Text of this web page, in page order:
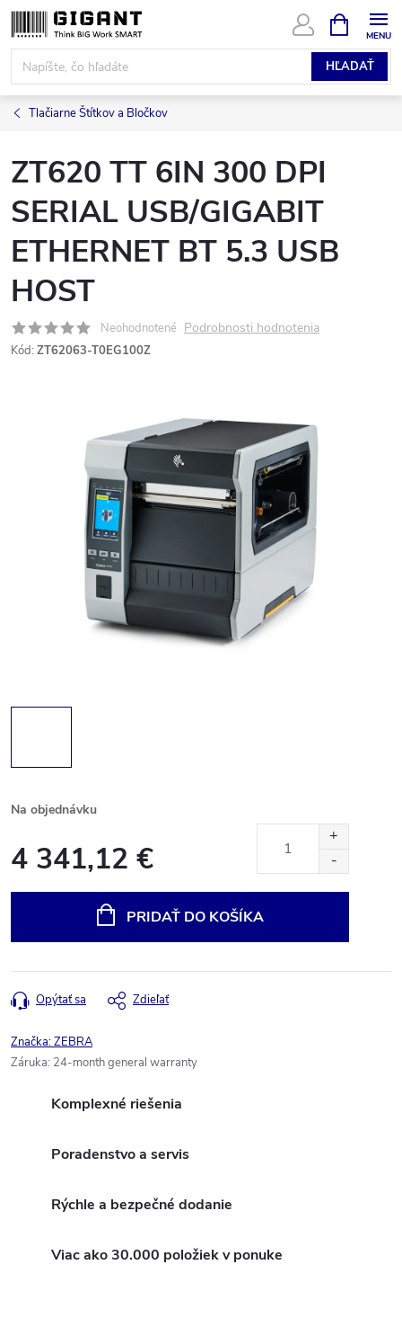
Prejsť
na
obsah
HĽADAŤ
KOŠÍK
Tlačiarne Štítkov a Bločkov
ZT620 TT 6IN 300 DPI
SERIAL USB/GIGABIT
ETHERNET BT 5.3 USB
HOST
Neohodnotené Podrobnosti hodnotenia
Kód: ZT62063-T0EG100Z
Na objednávku
4 341,12 €
PRIDAŤ DO KOŠÍKA
Opýtať sa Zdieľať
Značka:ZEBRA
Záruka: 24-month general warranty
Komplexné riešenia
Poradenstvo a servis
Rýchle a bezpečné dodanie
Viac ako 30.000 položiek v ponuke